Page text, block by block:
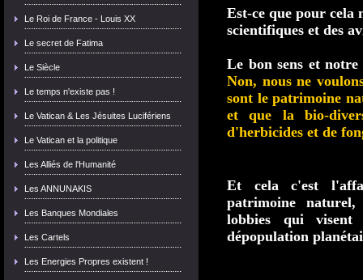
Le Roi de France - Louis XX
Le secret de Fatima
Le Siècle
Le temps n'existe pas !
Le Vatican & Les Jésuites Lucifériens
Le Vatican et la politique
Les Alliés de l'Humanité
Les ANNUNAKIS
Les Banques Mondiales
Les Cartels
Les Energies Propres existent !
Est-ce que pour cela
scientifiques et des
Le bon sens et
Non, nous ne
sont le patrimoine
et que la bio-
d'herbicides et de
Et cela c'est
patrimoine
lobbies qui
dépopulation